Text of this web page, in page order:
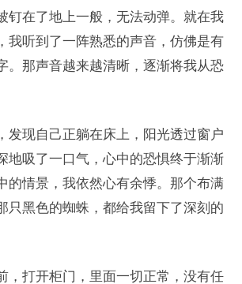
钉在了地上一般，无法动弹。就在我
我听到了一阵熟悉的声音，仿佛是有
。那声音越来越清晰，逐渐将我从恐
发现自己正躺在床上，阳光透过窗户
地吸了一口气，心中的恐惧终于渐渐
的情景，我依然心有余悸。那个布满
只黑色的蜘蛛，都给我留下了深刻的
，打开柜门，里面一切正常，没有任